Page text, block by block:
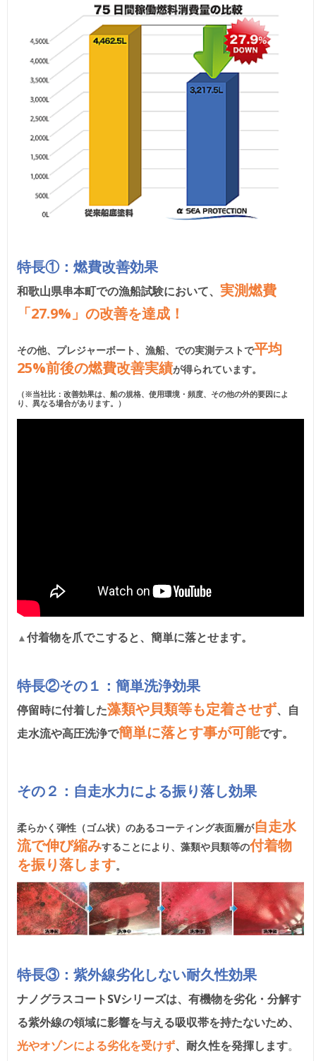
特長①：燃費改善効果
和歌山県串本町での漁船試験において、 実測燃費
「27.9%」の改善を達成！
その他、プレジャーボート、漁船、での実測テストで平均
25%前後の燃費改善実績が得られています。
（※当社比：改善効果は、船の規格、使用環境・頻度、その他の外的要因によ
り、異なる場合があります。）
▲付着物を爪でこすると、簡単に落とせます。
特長②その１：簡単洗浄効果
停留時に付着した藻類や貝類等も定着させず、自
走水流や高圧洗浄で簡単に落とす事が可能です。
その２：自走水力による振り落し効果
柔らかく弾性（ゴム状）のあるコーティング表面層が自走水
流で伸び縮みすることにより、藻類や貝類等の付着物
を振り落します。
特長③：紫外線劣化しない耐久性効果
ナノグラスコートSVシリーズは、有機物を劣化・分解す
る紫外線の領域に影響を与える吸収帯を持たないため、
光やオゾンによる劣化を受けず、耐久性を発揮します。